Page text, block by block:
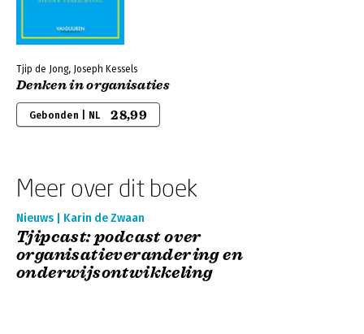
Tjip de Jong, Joseph Kessels
Denken in organisaties
Gebonden | NL 28,99
Meer over dit boek
Nieuws | Karin de Zwaan
Tjipcast: podcast over
organisatieverandering en
onderwijsontwikkeling